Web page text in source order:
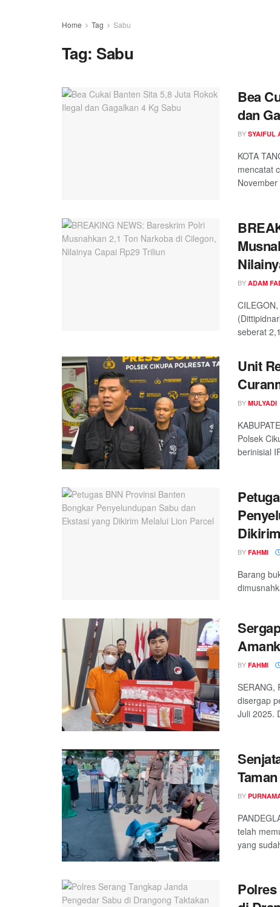
Home Tag Sabu
Tag: Sabu
Bea
dan
BY SYAIFUL
KOTA
mencatat
BY ADAM
seberat
Unit
BY MULYADI
Polsek
berinisial
BY FAHMI
Barang
BY FAHMI
SERANG,
disergap
Juli 2025.
BY
telah
yang
Polres